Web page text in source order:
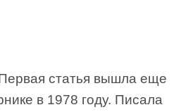
статья вышла еще
в 1978 году. Писала